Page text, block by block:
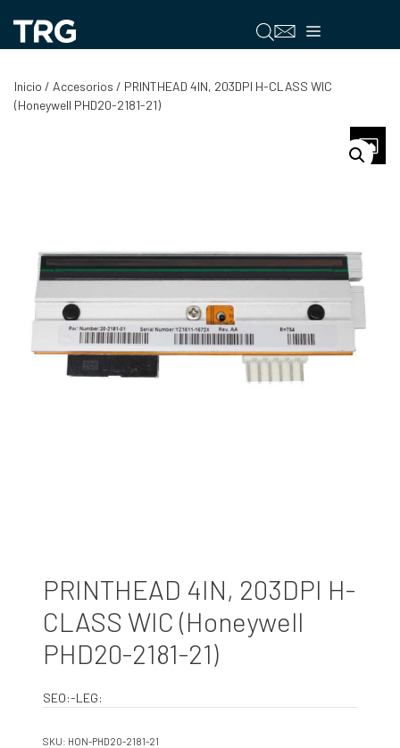
contenido
Menú
Inicio / Accesorios / PRINTHEAD 4IN, 203DPI H-CLASS WIC
(Honeywell PHD20-2181-21)
PRINTHEAD 4IN, 203DPI H-
CLASS WIC (Honeywell
PHD20-2181-21)
SEO:-LEG:
SKU: HON-PHD20-2181-21